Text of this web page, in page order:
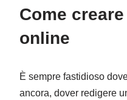
Come
online
È sempre fastidioso
ancora, dover redigere